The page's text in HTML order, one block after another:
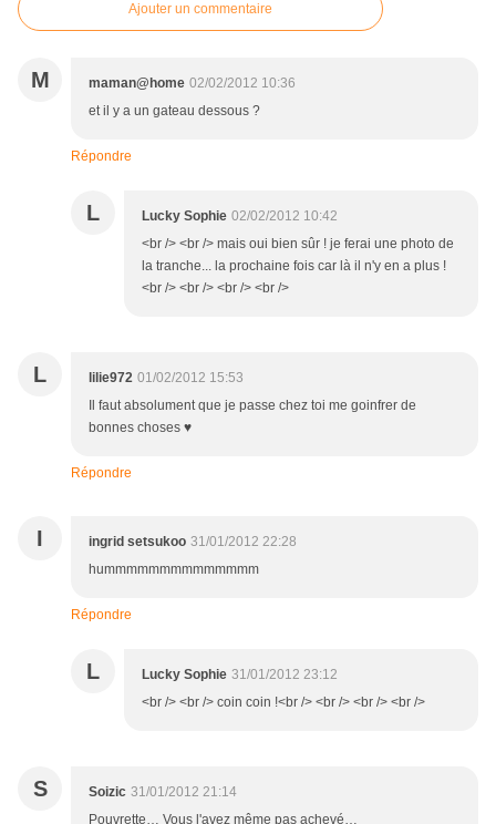
Ajouter un commentaire
M maman@home 02/02/2012 10:36
et il y a un gateau dessous ?
Répondre
L Lucky Sophie 02/02/2012 10:42
<br /> <br /> mais oui bien sûr ! je ferai une photo de
la tranche... la prochaine fois car là il n'y en a plus !
<br /> <br /> <br /> <br />
L lilie972 01/02/2012 15:53
Il faut absolument que je passe chez toi me goinfrer de
bonnes choses ♥
Répondre
I ingrid setsukoo 31/01/2012 22:28
hummmmmmmmmmmmmm
Répondre
L Lucky Sophie 31/01/2012 23:12
<br /> <br /> coin coin !<br /> <br /> <br /> <br />
S Soizic 31/01/2012 21:14
Pouvrette… Vous l'avez même pas achevé…